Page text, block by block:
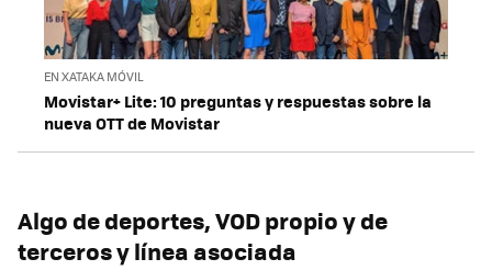
EN XATAKA MÓVIL
Movistar+ Lite: 10 preguntas y respuestas sobre la
nueva OTT de Movistar
Algo de deportes, VOD propio y de
terceros y línea asociada